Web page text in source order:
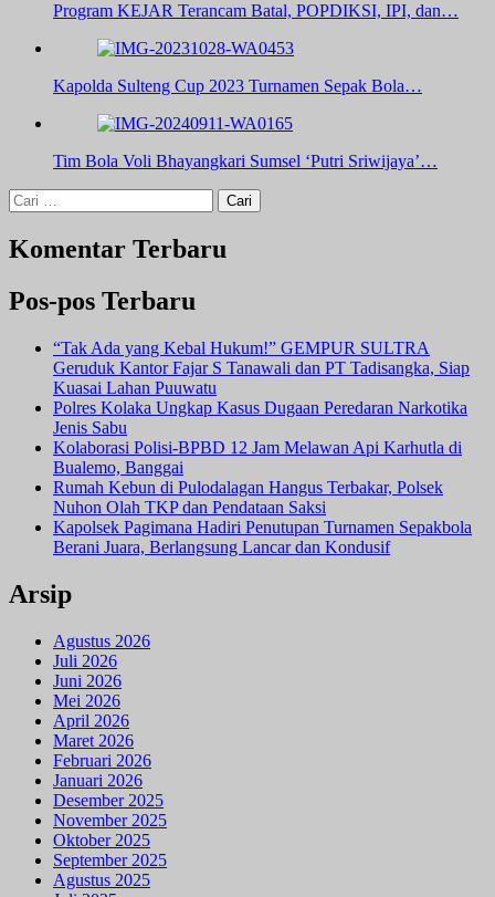
Program KEJAR Terancam Batal, POPDIKSI, IPI, dan…
Kapolda Sulteng Cup 2023 Turnamen Sepak Bola…
Tim Bola Voli Bhayangkari Sumsel ‘Putri Sriwijaya’…
Cari
untuk:
Komentar Terbaru
Pos-pos Terbaru
“Tak Ada yang Kebal Hukum!” GEMPUR SULTRA
Geruduk Kantor Fajar S Tanawali dan PT Tadisangka, Siap
Kuasai Lahan Puuwatu
Polres Kolaka Ungkap Kasus Dugaan Peredaran Narkotika
Jenis Sabu
Kolaborasi Polisi-BPBD 12 Jam Melawan Api Karhutla di
Bualemo, Banggai
Rumah Kebun di Pulodalagan Hangus Terbakar, Polsek
Nuhon Olah TKP dan Pendataan Saksi
Kapolsek Pagimana Hadiri Penutupan Turnamen Sepakbola
Berani Juara, Berlangsung Lancar dan Kondusif
Arsip
Agustus 2026
Juli 2026
Juni 2026
Mei 2026
April 2026
Maret 2026
Februari 2026
Januari 2026
Desember 2025
November 2025
Oktober 2025
September 2025
Agustus 2025